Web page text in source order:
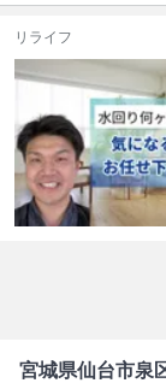
リライフ
宮城県仙台市泉